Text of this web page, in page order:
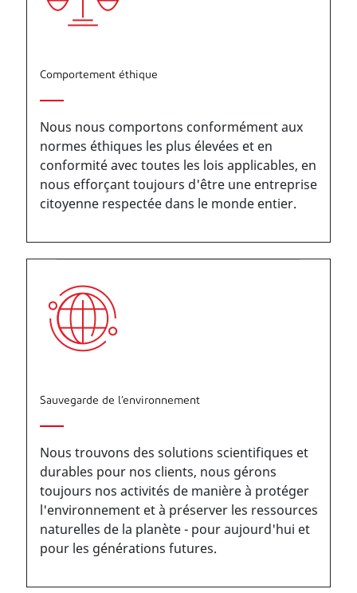
Comportement éthique
Nous nous comportons conformément aux
normes éthiques les plus élevées et en
conformité avec toutes les lois applicables, en
nous efforçant toujours d'être une entreprise
citoyenne respectée dans le monde entier.
Sauvegarde de l’environnement
Nous trouvons des solutions scientifiques et
durables pour nos clients, nous gérons
toujours nos activités de manière à protéger
l'environnement et à préserver les ressources
naturelles de la planète - pour aujourd'hui et
pour les générations futures.